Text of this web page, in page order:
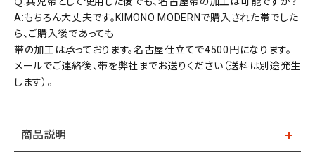
A:もちろん大丈夫です。KIMONO MODERNで購入された帯でした
ら、ご購入後であっても
帯の加工は承っております。名古屋仕立てで4500円になります。
メールでご連絡後、帯を弊社までお送りください（送料は別途発生
します）。
商品説明